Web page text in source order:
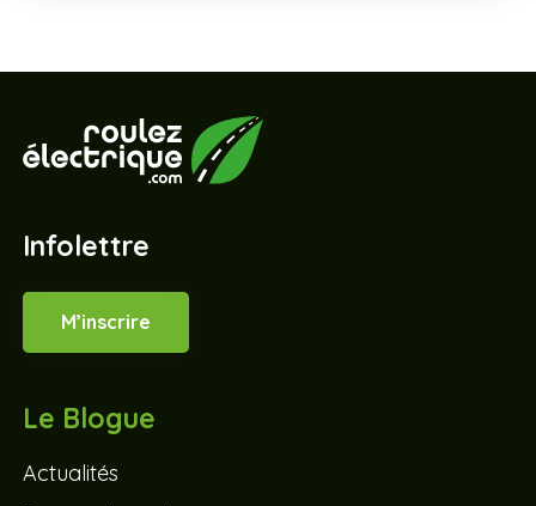
Infolettre
M’inscrire
Le Blogue
Actualités